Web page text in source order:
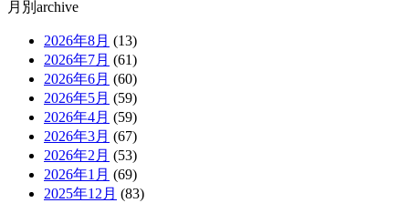
月別archive
2026年8月 (13)
2026年7月 (61)
2026年6月 (60)
2026年5月 (59)
2026年4月 (59)
2026年3月 (67)
2026年2月 (53)
2026年1月 (69)
2025年12月 (83)